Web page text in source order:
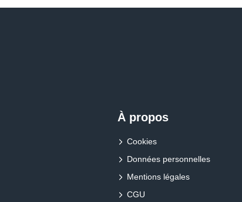
À propos
Cookies
Données personnelles
Mentions légales
CGU